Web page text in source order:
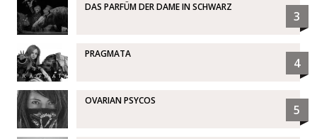
DAS PARFÜM DER DAME IN SCHWARZ
3
PRAGMATA
4
OVARIAN PSYCOS
5